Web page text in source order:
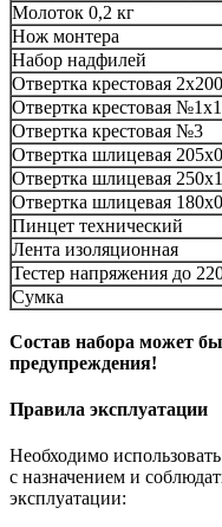
Молоток 0,2 кг
Нож монтера
Набор надфилей
Отвертка крестовая
Отвертка крестовая
Отвертка крестовая №3
Отвертка шлицевая
Отвертка шлицевая
Отвертка шлицевая
Пинцет технический
Лента изоляционная
Тестер напряжения до
Сумка
Состав набора может
предупреждения!
Правила эксплуатации
Необходимо
с назначением и
эксплуатации: